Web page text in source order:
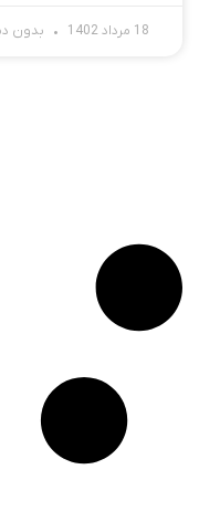
18 مرداد 1402 بدون